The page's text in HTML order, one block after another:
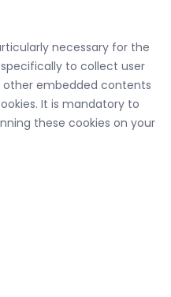
necessary for the
to collect user
other embedded contents
It is mandatory to
these cookies on your